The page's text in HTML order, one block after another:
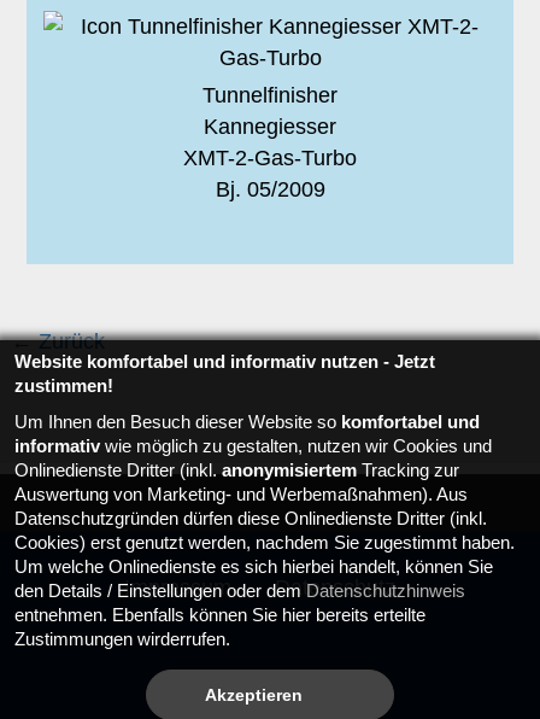
Tunnelfinisher
Kannegiesser
XMT-2-Gas-Turbo
Bj. 05/2009
← Zurück
Impressum Datenschutz
Website komfortabel und informativ nutzen - Jetzt
zustimmen!
Um Ihnen den Besuch dieser Website so komfortabel und
informativwie möglich zu gestalten, nutzen wir Cookies und
Onlinedienste Dritter (inkl. anonymisiertemTracking zur
Auswertung von Marketing- und Werbemaßnahmen). Aus
Datenschutzgründen dürfen diese Onlinedienste Dritter (inkl.
Cookies) erst genutzt werden, nachdem Sie zugestimmt haben.
Um welche Onlinedienste es sich hierbei handelt, können Sie
den Details / Einstellungen oder dem Datenschutzhinweis
entnehmen. Ebenfalls können Sie hier bereits erteilte
Zustimmungen wirderrufen.